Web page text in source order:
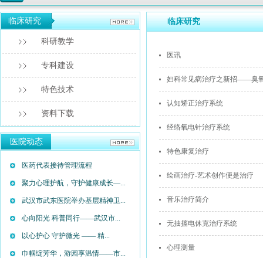
临床研究
科研教学
专科建设
特色技术
资料下载
医院动态
医药代表接待管理流程
聚力心理护航，守护健康成长—...
武汉市武东医院举办基层精神卫...
心向阳光 科普同行——武汉市...
以心护心 守护微光 —— 精...
巾帼绽芳华，游园享温情——市...
临床研究
医讯
妇科常见病治疗之新招——臭
认知矫正治疗系统
经络氧电针治疗系统
特色康复治疗
绘画治疗-艺术创作便是治疗
音乐治疗简介
无抽搐电休克治疗系统
心理测量